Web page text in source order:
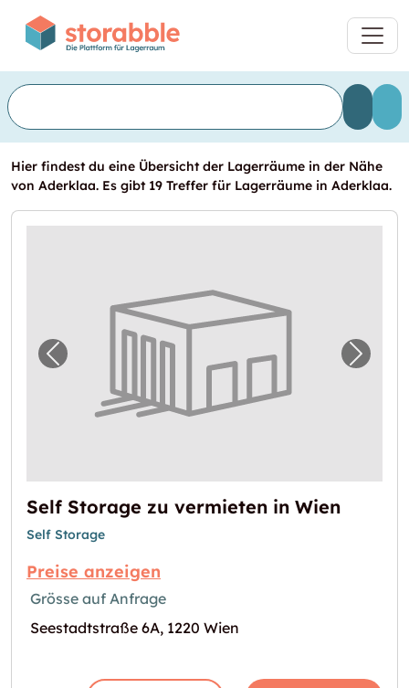
Hier findest du eine Übersicht der Lagerräume in der Nähe
von Aderklaa. Es gibt 19 Treffer für Lagerräume in Aderklaa.
Vorheriges Bild für "Self Storage zu
Self Storage zu vermieten in Wien
Self Storage
Preise anzeigen
Grösse auf Anfrage
Seestadtstraße 6A, 1220 Wien